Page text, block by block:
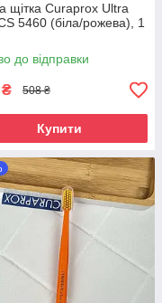
щітка Curaprox Ultra
5460 (біла/рожева), 1
до відправки
₴ 508 ₴
Купити